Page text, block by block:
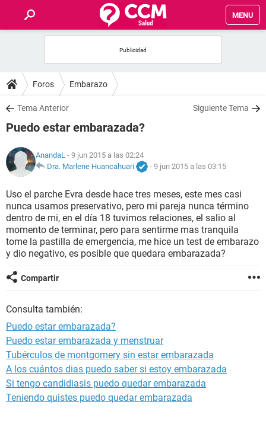
MENU
FOROS
SALUD
NUTRICIÓN
BIENESTAR
SEXUALIDAD
GLOSARIO
Foros Embarazo
Tema Anterior Siguiente Tema
Puedo estar embarazada?
AnandaL - 9 jun 2015 a las 02:24
Dra. Marlene Huancahuari
- 9 jun 2015 a las 03:15
Uso el parche Evra desde hace tres meses, este mes casi
nunca usamos preservativo, pero mi pareja nunca término
dentro de mi, en el día 18 tuvimos relaciones, el salio al
momento de terminar, pero para sentirme mas tranquila
tome la pastilla de emergencia, me hice un test de embarazo
y dio negativo, es posible que quedara embarazada?
Compartir
Consulta también:
Puedo estar embarazada?
Puedo estar embarazada y menstruar
Tubérculos de montgomery sin estar embarazada
A los cuántos dias puedo saber si estoy embarazada
Si tengo candidiasis puedo quedar embarazada
Teniendo quistes puedo quedar embarazada